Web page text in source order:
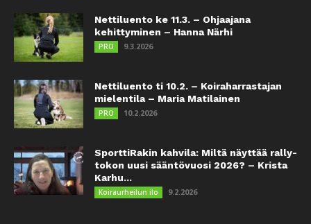
Nettiluento ke 11.3. – Ohjaajana
kehittyminen – Hanna Närhi
PRO 9.3.2026
Nettiluento ti 10.2. – Koiraharrastajan
mielentila – Maria Matilainen
PRO 10.2.2026
SporttiRakin kahvila: Miltä näyttää rally-
tokon uusi sääntövuosi 2026? – Krista
Karhu...
Koiraurheilun ilo 9.2.2026